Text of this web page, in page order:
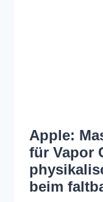
Apple:
für Vapor
beim